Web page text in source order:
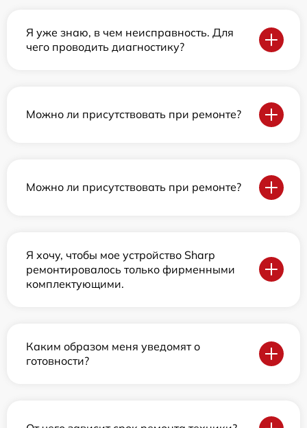
Я уже знаю, в чем неисправность. Для
чего проводить диагностику?
Можно ли присутствовать при ремонте?
Можно ли присутствовать при ремонте?
Я хочу, чтобы мое устройство Sharp
ремонтировалось только фирменными
комплектующими.
Каким образом меня уведомят о
готовности?